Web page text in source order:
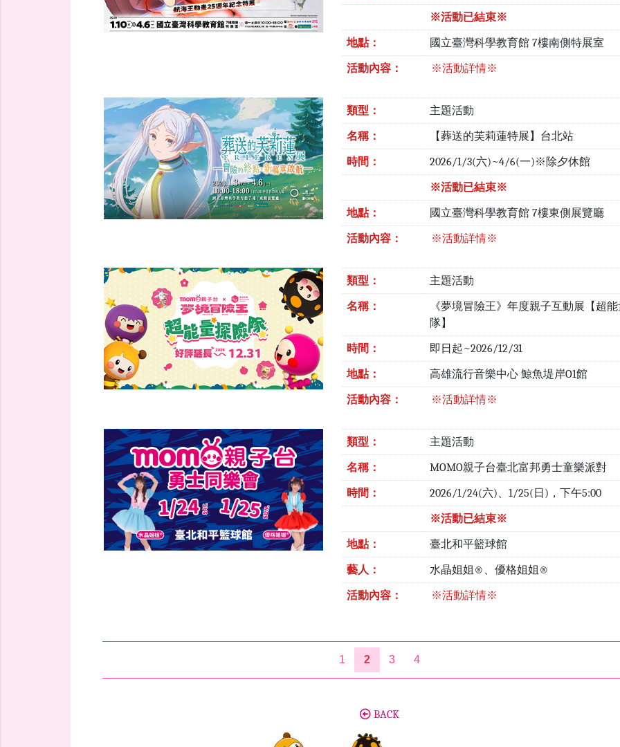
※活動已結束※
地點： 國立臺灣科學教育館 7樓南側特展室
活動內容： ※活動詳情※
類型： 主題活動
名稱： 【葬送的芙莉蓮特展】台北站
時間： 2026/1/3(六)~4/6(一)※除夕休館
※活動已結束※
地點： 國立臺灣科學教育館 7樓東側展覽廳
活動內容： ※活動詳情※
類型： 主題活動
名稱：
《夢境冒險王》年度親子互動展【超
隊】
時間： 即日起~2026/12/31
地點： 高雄流行音樂中心 鯨魚堤岸O1館
活動內容： ※活動詳情※
類型： 主題活動
名稱： MOMO親子台臺北富邦勇士童樂派對
時間： 2026/1/24(六)、1/25(日)，下午5:00
※活動已結束※
地點： 臺北和平籃球館
藝人： 水晶姐姐®、優格姐姐®
活動內容： ※活動詳情※
1 2 3 4
BACK